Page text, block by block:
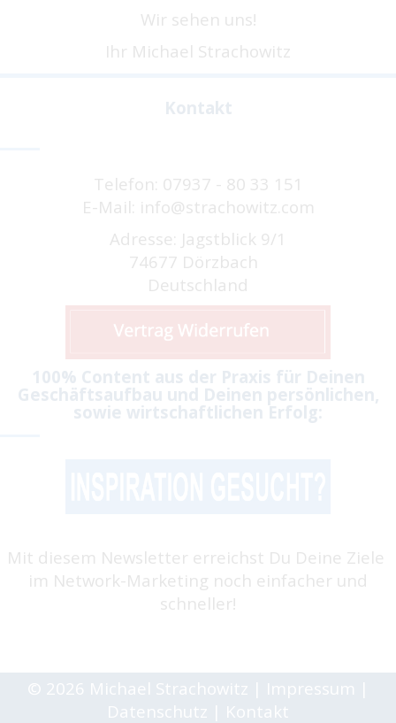
Wir sehen uns!
Ihr Michael Strachowitz
Kontakt
Telefon: 07937 - 80 33 151
E-Mail: info@strachowitz.com
Adresse: Jagstblick 9/1
74677 Dörzbach
Deutschland
100% Content aus der Praxis für Deinen
Geschäftsaufbau und Deinen persönlichen,
sowie wirtschaftlichen Erfolg:
Mit diesem Newsletter erreichst Du Deine Ziele
im Network-Marketing noch einfacher und
schneller!
© 2026 Michael Strachowitz | Impressum |
Datenschutz | Kontakt